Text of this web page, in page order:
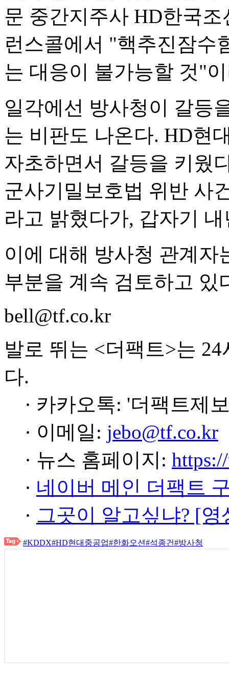
문 중간지주사 HD한국
런스콜에서 "핵추진잠수
는 대응이 불가능할 것"
일각에선 방사청이 갈등
는 비판도 나온다. HD현
자초하면서 갈등을 키웠
군사기밀보호법 위반 사
라고 밝혔다가, 갑자기
이에 대해 방사청 관계
부분을 계속 검토하고 있
bell@tf.co.kr
발로 뛰는 <더팩트>는
다.
· 카카오톡: '더팩트제
· 이메일: jebo@tf.co.kr
· 뉴스 홈페이지:
· 네이버 메인 더팩트
· 그곳이 알고싶냐? [
#KDDX#HD현대중공업#한화오션#석종건#방사청